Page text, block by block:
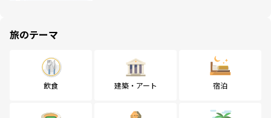
旅のテーマ
飲食 建築・アート 宿泊